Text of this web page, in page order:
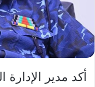
أكد مدير الإدارة